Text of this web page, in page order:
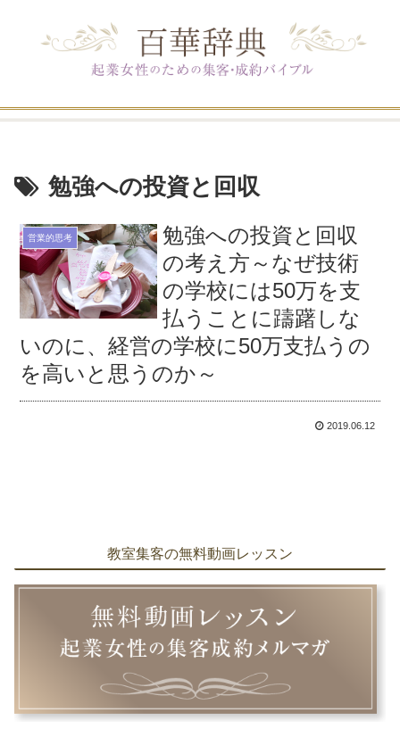
勉強への投資と回収
営業的思考
勉強への投資と回収
の考え方～なぜ技術
の学校には50万を支
払うことに躊躇しな
いのに、経営の学校に50万支払うの
を高いと思うのか～
2019.06.12
教室集客の無料動画レッスン